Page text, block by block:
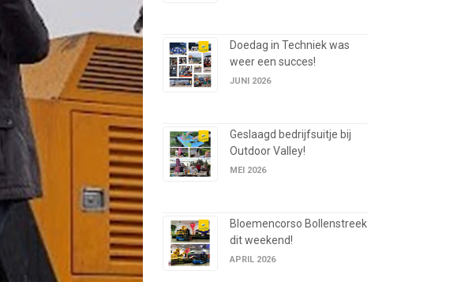
Doedag in Techniek was
weer een succes!
JUNI 2026
Geslaagd bedrijfsuitje bij
Outdoor Valley!
MEI 2026
Bloemencorso Bollenstreek
dit weekend!
APRIL 2026